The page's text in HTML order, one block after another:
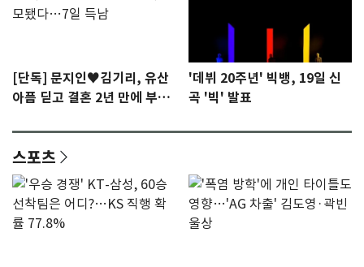
[단독] 문지인♥김기리, 유산
아픔 딛고 결혼 2년 만에 부모
'데뷔 20주년' 빅뱅, 19일 신
곡 '빅' 발표
스포츠